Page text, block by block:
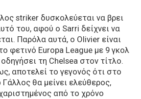
striker δυσκολεύεται να βρει
του, αφού ο Sarri δείχνει να
Παρόλα αυτά, ο Olivier είναι
φετινό Europa League με 9 γκολ
τη Chelsea στον τίτλο.
αποτελεί το γεγονός ότι στο
θα μείνει ελεύθερος,
από το χρόνο